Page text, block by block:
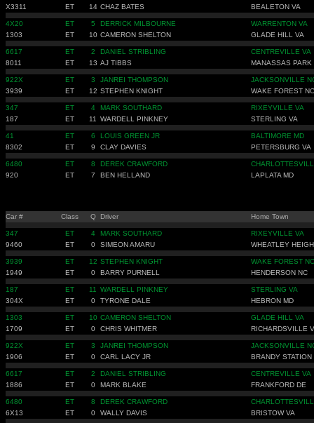
X3311
ET 14 CHAZ BATES BEALETON VA
4X20 ET 5 DERRICK MILBOURNE
WARRENTON VA
1303
ET 10 CAMERON SHELTON GLADE HILL VA
6617 ET 2 DANIEL STRIBLING
CENTREVILLE VA
8011
ET 13 AJ TIBBS MANASSAS PARK
922X ET 3 JANREI THOMPSON
JACKSONVILLE
3939
ET 12 STEPHEN KNIGHT WAKE FOREST NC
347 ET 4 MARK SOUTHARD
RIXEYVILLE VA
187
ET 11 WARDELL PINKNEY STERLING VA
41 ET 6 LOUIS GREEN JR
BALTIMORE MD
8302
ET 9 CLAY DAVIES PETERSBURG VA
6480 ET 8 DEREK CRAWFORD
920
ET 7 BEN HELLAND LAPLATA MD
Car # Class Q Driver Home Town
347 ET 4 MARK SOUTHARD
RIXEYVILLE VA
9460
ET 0 SIMEON AMARU WHEATLEY
3939 ET 12 STEPHEN KNIGHT
WAKE FOREST NC
1949
ET 0 BARRY PURNELL HENDERSON NC
187 ET 11 WARDELL PINKNEY
STERLING VA
304X
ET 0 TYRONE DALE HEBRON MD
1303 ET 10 CAMERON SHELTON
GLADE HILL VA
1709
ET 0 CHRIS WHITMER RICHARDSVILLE
922X ET 3 JANREI THOMPSON
JACKSONVILLE
1906
ET 0 CARL LACY JR BRANDY STATION
6617 ET 2 DANIEL STRIBLING
CENTREVILLE VA
1886
ET 0 MARK BLAKE FRANKFORD DE
6480 ET 8 DEREK CRAWFORD
6X13
ET 0 WALLY DAVIS BRISTOW VA